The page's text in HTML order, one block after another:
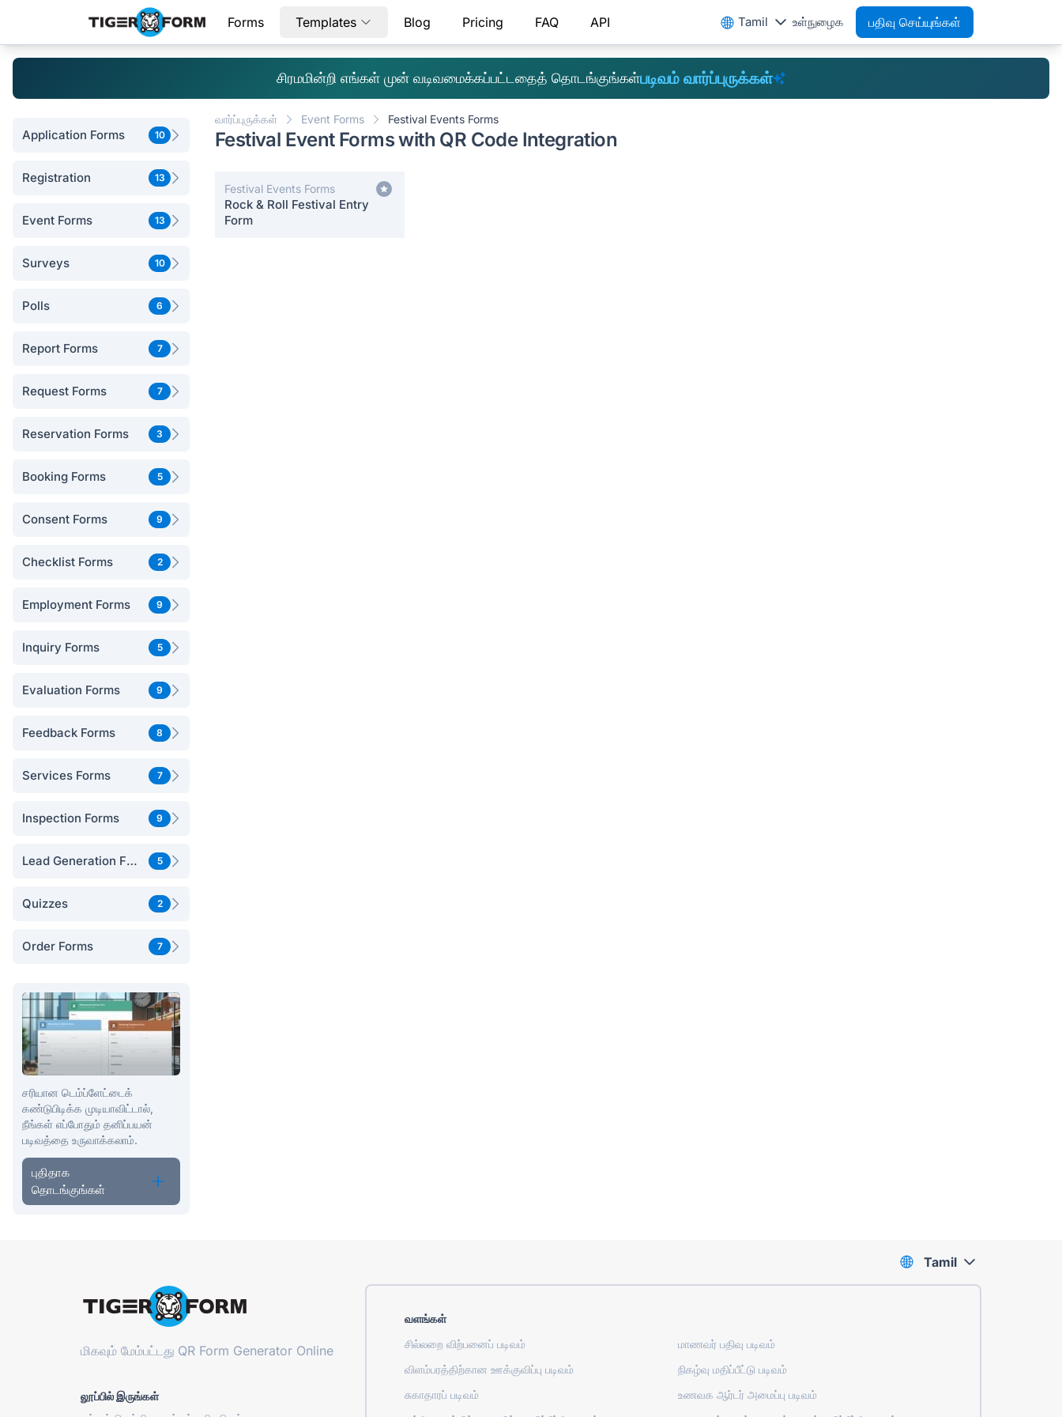
Forms Templates Blog Pricing FAQ API Tamil உள்நுழைக பதிவு செய்யுங்கள்
சிரமமின்றி எங்கள் முன் வடிவமைக்கப்பட்டதைத் தொடங்குங்கள்படிவம் வார்ப்புருக்கள்
Application Forms 10
Registration 13
Event Forms 13
Surveys 10
Polls 6
Report Forms 7
Request Forms 7
Reservation Forms 3
Booking Forms 5
Consent Forms 9
Checklist Forms 2
Employment Forms 9
Inquiry Forms 5
Evaluation Forms 9
Feedback Forms 8
Services Forms 7
Inspection Forms 9
Lead Generation Forms 5
Quizzes 2
Order Forms 7
சரியான டெம்ப்ளேட்டைக்
கண்டுபிடிக்க முடியாவிட்டால்,
நீங்கள் எப்போதும் தனிப்பயன்
படிவத்தை உருவாக்கலாம்.
புதிதாக
தொடங்குங்கள்
வார்ப்புருக்கள் Event Forms Festival Events Forms
Festival Event Forms with QR Code Integration
Festival Events Forms
Rock & Roll Festival Entry
Form
மிகவும் மேம்பட்டது QR Form Generator Online
லூப்பில் இருங்கள்
வளங்கள்
சில்லறை விற்பனைப் படிவம்
மாணவர் பதிவு படிவம்
விளம்பரத்திற்கான ஊக்குவிப்பு படிவம்
நிகழ்வு மதிப்பீட்டு படிவம்
சுகாதாரப் படிவம்
உணவக ஆர்டர் அமைப்பு படிவம்
Tamil